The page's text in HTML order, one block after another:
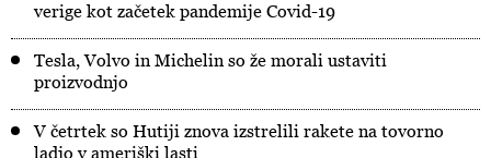
verige kot začetek pandemije Covid-19
Tesla, Volvo in Michelin so že morali ustaviti
proizvodnjo
V četrtek so Hutiji znova izstrelili rakete na tovorno
ladjo v ameriški lasti